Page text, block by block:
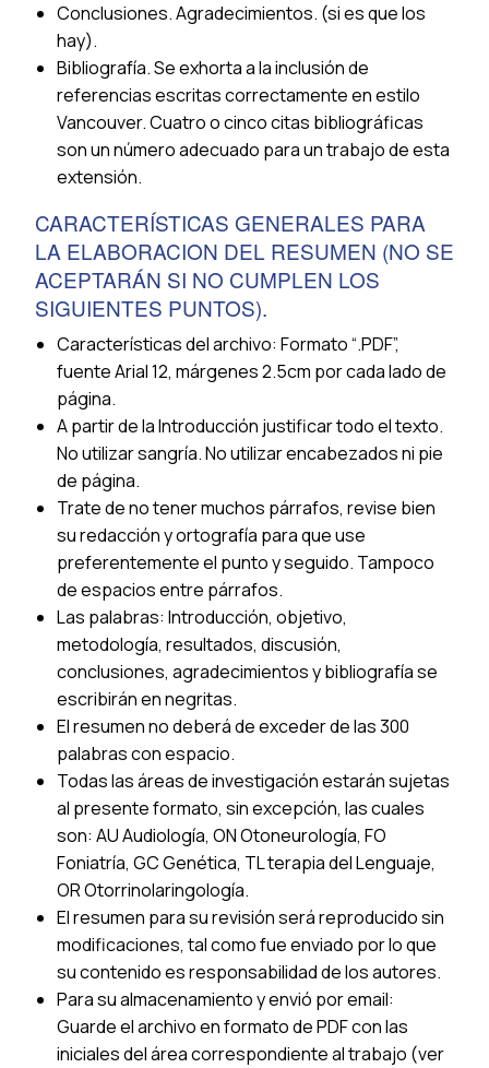
Conclusiones. Agradecimientos. (si es que los
hay).
Bibliografía. Se exhorta a la inclusión de
referencias escritas correctamente en estilo
Vancouver. Cuatro o cinco citas bibliográficas
son un número adecuado para un trabajo de esta
extensión.
CARACTERÍSTICAS GENERALES PARA
LA ELABORACION DEL RESUMEN (NO SE
ACEPTARÁN SI NO CUMPLEN LOS
SIGUIENTES PUNTOS).
Características del archivo: Formato “.PDF”,
fuente Arial 12, márgenes 2.5cm por cada lado de
página.
A partir de la Introducción justificar todo el texto.
No utilizar sangría. No utilizar encabezados ni pie
de página.
Trate de no tener muchos párrafos, revise bien
su redacción y ortografía para que use
preferentemente el punto y seguido. Tampoco
de espacios entre párrafos.
Las palabras: Introducción, objetivo,
metodología, resultados, discusión,
conclusiones, agradecimientos y bibliografía se
escribirán en negritas.
El resumen no deberá de exceder de las 300
palabras con espacio.
Todas las áreas de investigación estarán sujetas
al presente formato, sin excepción, las cuales
son: AU Audiología, ON Otoneurología, FO
Foniatría, GC Genética, TL terapia del Lenguaje,
OR Otorrinolaringología.
El resumen para su revisión será reproducido sin
modificaciones, tal como fue enviado por lo que
su contenido es responsabilidad de los autores.
Para su almacenamiento y envió por email:
Guarde el archivo en formato de PDF con las
iniciales del área correspondiente al trabajo (ver